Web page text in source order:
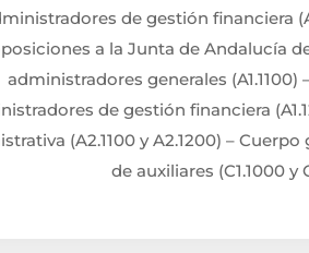
de gestión financiera
a la Junta de Andalucía
administradores generales
de gestión financiera
(A2.1100 y A2.1200) –
de auxiliares (C1.1000 y